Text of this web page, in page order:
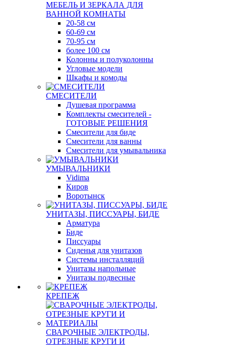
МЕБЕЛЬ И ЗЕРКАЛА ДЛЯ
ВАННОЙ КОМНАТЫ
20-58 см
60-69 см
70-95 см
более 100 см
Колонны и полуколонны
Угловые модели
Шкафы и комоды
СМЕСИТЕЛИ
Душевая программа
Комплекты смесителей -
ГОТОВЫЕ РЕШЕНИЯ
Смесители для биде
Смесители для ванны
Смесители для умывальника
УМЫВАЛЬНИКИ
Vidima
Киров
Воротынск
УНИТАЗЫ, ПИССУАРЫ, БИДЕ
Арматура
Биде
Писсуары
Сиденья для унитазов
Системы инсталляций
Унитазы напольные
Унитазы подвесные
КРЕПЕЖ
СВАРОЧНЫЕ ЭЛЕКТРОДЫ,
ОТРЕЗНЫЕ КРУГИ И